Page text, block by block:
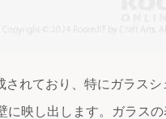
れており、特にガラスシ
に映し出します。ガラス